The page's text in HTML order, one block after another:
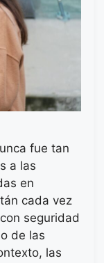
fue tan
a las
en
cada vez
seguridad
de las
las